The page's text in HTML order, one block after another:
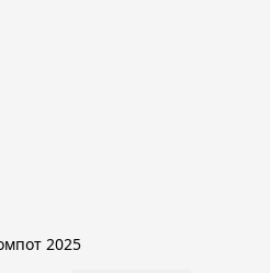
© Компот 2025